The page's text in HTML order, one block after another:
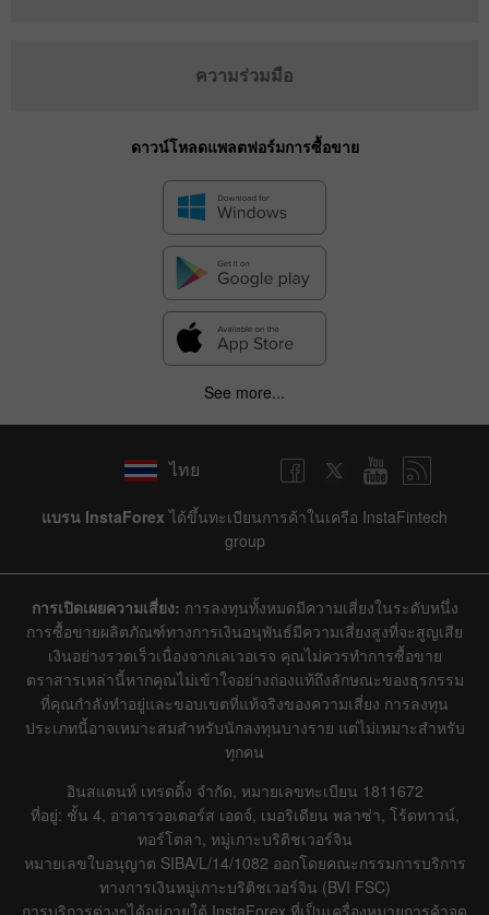
ความร่วมมือ
ดาวน์โหลดแพลตฟอร์มการซื้อขาย
See more...
ไทย
แบรน InstaForex ได้ขึ้นทะเบียนการค้าในเครือ InstaFintech
group
การเปิดเผยความเสี่ยง: การลงทุนทั้งหมดมีความเสี่ยงในระดับหนึ่ง
การซื้อขายผลิตภัณฑ์ทางการเงินอนุพันธ์มีความเสี่ยงสูงที่จะสูญเสีย
เงินอย่างรวดเร็วเนื่องจากเลเวอเรจ คุณไม่ควรทำการซื้อขาย
ตราสารเหล่านี้หากคุณไม่เข้าใจอย่างถ่องแท้ถึงลักษณะของธุรกรรม
ที่คุณกำลังทำอยู่และขอบเขตที่แท้จริงของความเสี่ยง การลงทุน
ประเภทนี้อาจเหมาะสมสำหรับนักลงทุนบางราย แต่ไม่เหมาะสำหรับ
ทุกคน
อินสแตนท์ เทรดดิ้ง จำกัด, หมายเลขทะเบียน 1811672
ที่อยู่: ชั้น 4, อาคารวอเตอร์ส เอดจ์, เมอริเดียน พลาซ่า, โร้ดทาวน์,
ทอร์โตลา, หมู่เกาะบริติชเวอร์จิน
หมายเลขใบอนุญาต SIBA/L/14/1082 ออกโดยคณะกรรมการบริการ
ทางการเงินหมู่เกาะบริติชเวอร์จิน (BVI FSC)
การบริการต่างๆได้อยู่ภายใต้ InstaForex ที่เป็นเครื่องหมายการค้าจด